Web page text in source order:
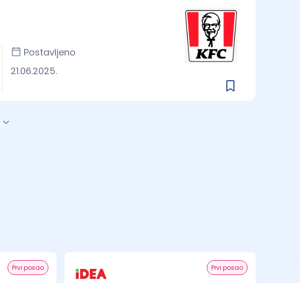
Postavljeno
21.06.2025.
Prvi posao Prvi posao